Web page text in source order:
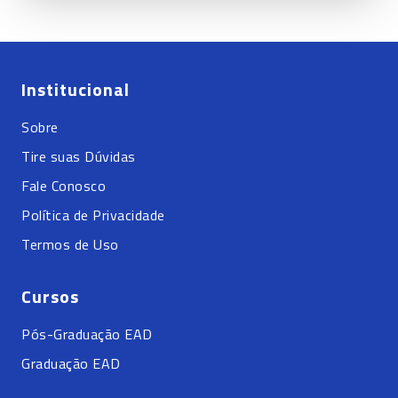
Institucional
Sobre
Tire suas Dúvidas
Fale Conosco
Política de Privacidade
Termos de Uso
Cursos
Pós-Graduação EAD
Graduação EAD